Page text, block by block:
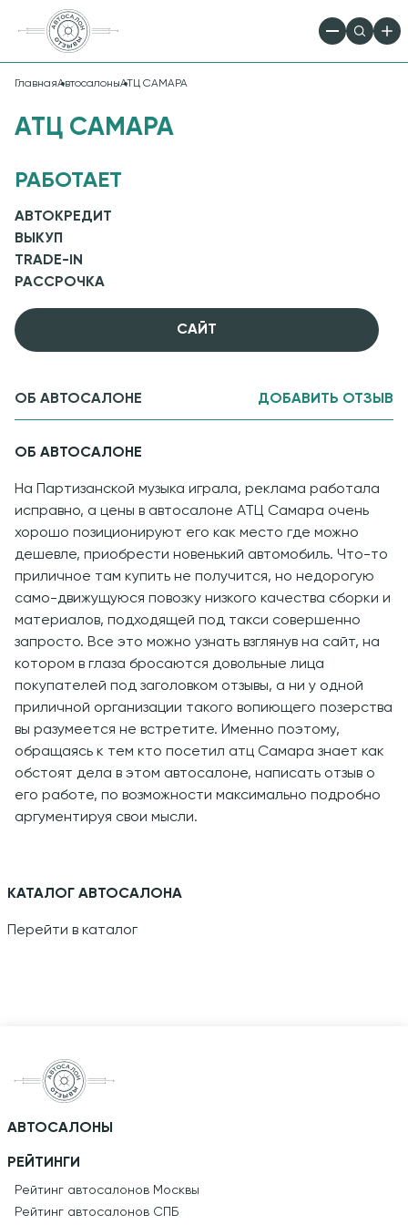
ГлавнаяАвтосалоныАТЦ САМАРА
АТЦ САМАРА
РАБОТАЕТ
АВТОКРЕДИТ
ВЫКУП
TRADE-IN
РАССРОЧКА
CАЙТ
ОБ АВТОСАЛОНЕ ДОБАВИТЬ ОТЗЫВ
ОБ АВТОСАЛОНЕ
На Партизанской музыка играла, реклама работала
исправно, а цены в автосалоне АТЦ Самара очень
хорошо позиционируют его как место где можно
дешевле, приобрести новенький автомобиль. Что-то
приличное там купить не получится, но недорогую
само-движущуюся повозку низкого качества сборки и
материалов, подходящей под такси совершенно
запросто. Все это можно узнать взглянув на сайт, на
котором в глаза бросаются довольные лица
покупателей под заголовком отзывы, а ни у одной
приличной организации такого вопиющего позерства
вы разумеется не встретите. Именно поэтому,
обращаясь к тем кто посетил атц Самара знает как
обстоят дела в этом автосалоне, написать отзыв о
его работе, по возможности максимально подробно
аргументируя свои мысли.
КАТАЛОГ АВТОСАЛОНА
Перейти в каталог
АВТОСАЛОНЫ
РЕЙТИНГИ
Рейтинг автосалонов Москвы
Рейтинг автосалонов СПБ